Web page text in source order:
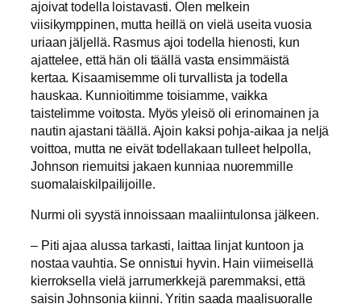
ajoivat todella loistavasti. Olen melkein
viisikymppinen, mutta heillä on vielä useita vuosia
uriaan jäljellä. Rasmus ajoi todella hienosti, kun
ajattelee, että hän oli täällä vasta ensimmäistä
kertaa. Kisaamisemme oli turvallista ja todella
hauskaa. Kunnioitimme toisiamme, vaikka
taistelimme voitosta. Myös yleisö oli erinomainen ja
nautin ajastani täällä. Ajoin kaksi pohja-aikaa ja neljä
voittoa, mutta ne eivät todellakaan tulleet helpolla,
Johnson riemuitsi jakaen kunniaa nuoremmille
suomalaiskilpailijoille.
Nurmi oli syystä innoissaan maaliintulonsa jälkeen.
– Piti ajaa alussa tarkasti, laittaa linjat kuntoon ja
nostaa vauhtia. Se onnistui hyvin. Hain viimeisellä
kierroksella vielä jarrumerkkejä paremmaksi, että
saisin Johnsonia kiinni. Yritin saada maalisuoralle